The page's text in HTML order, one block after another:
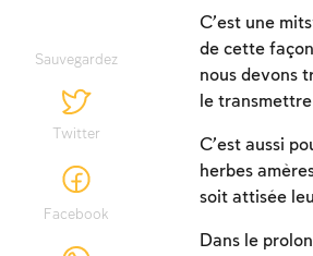
Sauvegardez
Twitter
Facebook
C’est une
de cette
nous devons
le
C’est aussi
herbes
soit attisée
Dans le